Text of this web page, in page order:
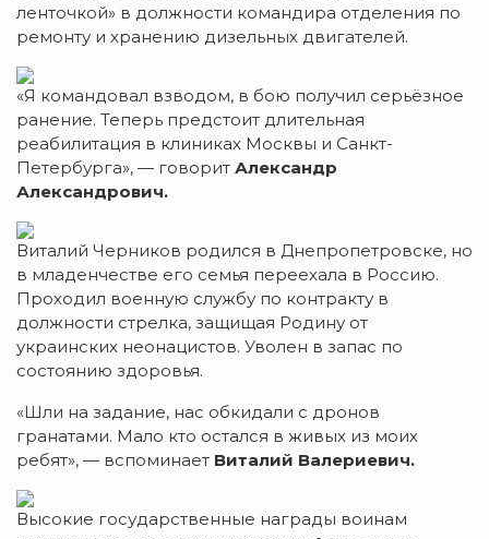
ленточкой» в должности командира отделения по
ремонту и хранению дизельных двигателей.
«Я командовал взводом, в бою получил серьёзное
ранение. Теперь предстоит длительная
реабилитация в клиниках Москвы и Санкт-
Петербурга», — говорит Александр
Александрович.
Виталий Черников родился в Днепропетровске, но
в младенчестве его семья переехала в Россию.
Проходил военную службу по контракту в
должности стрелка, защищая Родину от
украинских неонацистов. Уволен в запас по
состоянию здоровья.
«Шли на задание, нас обкидали с дронов
гранатами. Мало кто остался в живых из моих
ребят», — вспоминает Виталий Валериевич.
Высокие государственные награды воинам